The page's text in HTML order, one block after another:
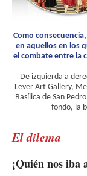
Como
en aquellos en los
el combate entre la
De izquierda a
Lever Art Gallery,
Basílica de San
fondo, la
El dilema
¡Quién nos iba